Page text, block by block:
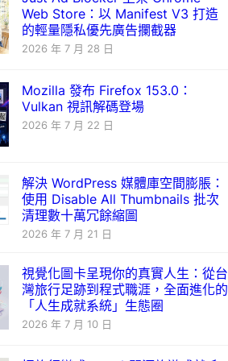
Web Store：以 Manifest V3 打造
的輕量隱私優先廣告攔截器
2026 年 7 月 28 日
Mozilla 發布 Firefox 153.0：
Vulkan 視訊解碼登場
2026 年 7 月 22 日
解決 WordPress 媒體庫空間膨脹：
使用 Disable All Thumbnails 批次
清理數十萬冗餘縮圖
2026 年 7 月 21 日
視覺化圖卡呈現你的真實人生：從台
灣旅行足跡到程式職涯，全面進化的
「人生成就系統」生態圈
2026 年 7 月 10 日